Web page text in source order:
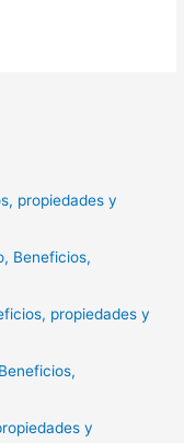
propiedades y
Beneficios,
propiedades y
y